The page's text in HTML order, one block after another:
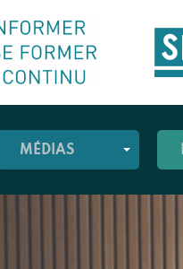
MÉDIAS